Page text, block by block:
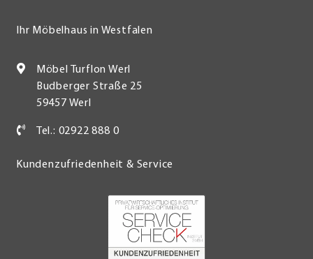
Ihr Möbelhaus in Westfalen
Möbel Turflon Werl
Budberger Straße 25
59457 Werl
Tel.: 02922 888 0
Kundenzufriedenheit & Service